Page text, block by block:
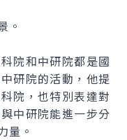
。
院和中研院都是國
研院的活動，他提
院，也特別表達對
中研院能進一步分
量。